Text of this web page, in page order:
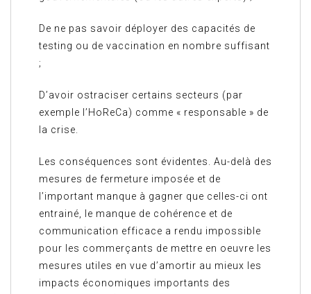
De ne pas savoir déployer des capacités de
testing ou de vaccination en nombre suffisant
;
D’avoir ostraciser certains secteurs (par
exemple l’HoReCa) comme « responsable » de
la crise.
Les conséquences sont évidentes. Au-delà des
mesures de fermeture imposée et de
l’important manque à gagner que celles-ci ont
entrainé, le manque de cohérence et de
communication efficace a rendu impossible
pour les commerçants de mettre en oeuvre les
mesures utiles en vue d’amortir au mieux les
impacts économiques importants des